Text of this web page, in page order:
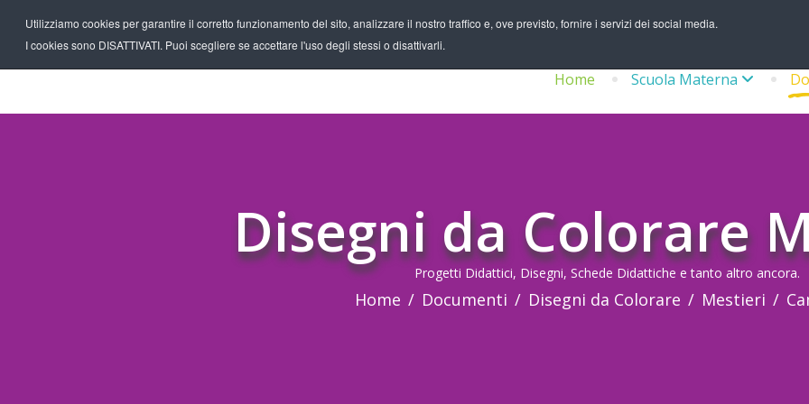
Utilizziamo cookies per garantire il corretto funzionamento del sito, analizzare il nostro traffico e, ove previsto, fornire i servizi dei social media.
I cookies sono DISATTIVATI. Puoi scegliere se accettare l'uso degli stessi o disattivarli.
Home Scuola Materna
Disegni da Colorare
Progetti Didattici, Disegni, Schede Didattiche e tanto altro ancora.
Home Documenti Disegni da Colorare Mestieri